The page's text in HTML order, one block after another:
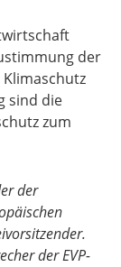
der
sind die
zum
der
der EVP-